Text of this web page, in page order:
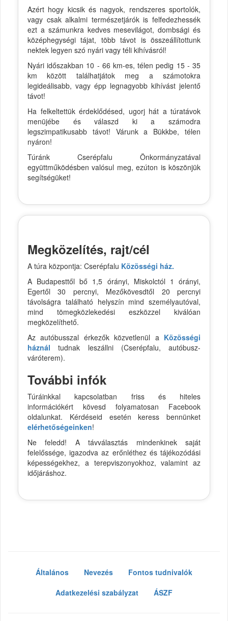
Azért hogy kicsik és nagyok, rendszeres sportolók,
vagy csak alkalmi természetjárók is felfedezhessék
ezt a számunkra kedves mesevilágot, dombsági és
középhegységi tájat, több távot is összeállítottunk
nektek legyen szó nyári vagy téli kihívásról!
Nyári időszakban 10 - 66 km-es, télen pedig 15 - 35
km között találhatjátok meg a számotokra
legideálisabb, vagy épp legnagyobb kihívást jelentő
távot!
Ha felkeltettük érdeklődésed, ugorj hát a túratávok
menüjébe és válaszd ki a számodra
legszimpatikusabb távot! Várunk a Bükkbe, télen
nyáron!
Túránk Cserépfalu Önkormányzatával
együttműködésben valósul meg, ezúton is köszönjük
segítségüket!
Megközelítés, rajt/cél
A túra központja: Cserépfalu Közösségi ház.
A Budapesttől bő 1,5 órányi, Miskolctól 1 órányi,
Egertől 30 percnyi, Mezőkövesdtől 20 percnyi
távolságra található helyszín mind személyautóval,
mind tömegközlekedési eszközzel kiválóan
megközelíthető.
Az autóbusszal érkezők közvetlenül a Közösségi
háznál tudnak leszállni (Cserépfalu, autóbusz-
váróterem).
További infók
Túráinkkal kapcsolatban friss és hiteles
információkért kövesd folyamatosan Facebook
oldalunkat. Kérdéseid esetén keress bennünket
elérhetőségeinken!
Ne feledd! A távválasztás mindenkinek saját
felelőssége, igazodva az erőnléthez és tájékozódási
képességekhez, a terepviszonyokhoz, valamint az
időjáráshoz.
Általános Nevezés
Fontos tudnivalók
Adatkezelési szabályzat
ÁSZF